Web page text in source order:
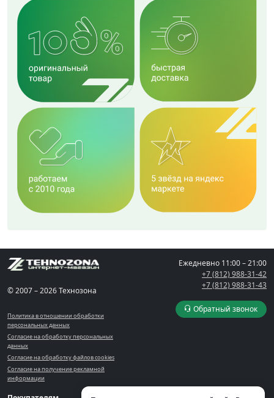
© 2007 – 2026 Технозона
Политика в отношении обработки
персональных данных
Согласие на обработку персональных
данных
Согласие на обработку файлов cookies
Согласие на получение рекламной
информации
Ежедневно 11:00 – 21:00
+7 (812) 988-31-42
+7 (812) 988-31-43
Обратный звонок